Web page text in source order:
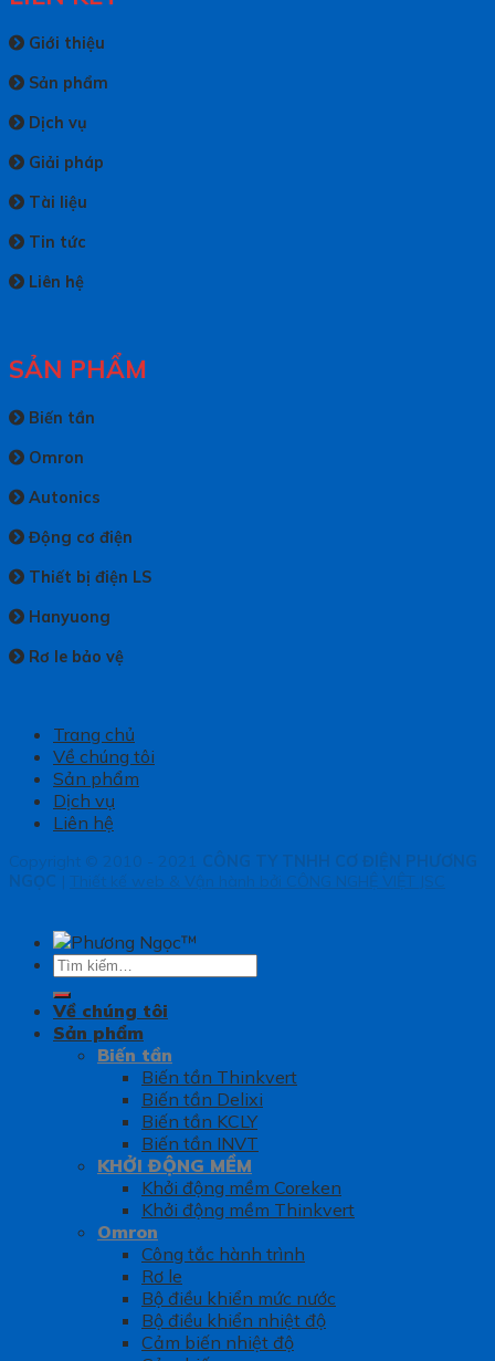
Giới thiệu
Sản phẩm
Dịch vụ
Giải pháp
Tài liệu
Tin tức
Liên hệ
SẢN PHẨM
Biến tần
Omron
Autonics
Động cơ điện
Thiết bị điện LS
Hanyuong
Rơ le bảo vệ
Trang chủ
Về chúng tôi
Sản phẩm
Dịch vụ
Liên hệ
Copyright © 2010 - 2021 CÔNG TY TNHH CƠ ĐIỆN PHƯƠNG
NGỌC | Thiết kế web & Vận hành bởi CÔNG NGHỆ VIỆT JSC
Tìm
Về chúng tôi
Sản phẩm
Biến tần
Biến tần Thinkvert
Biến tần Delixi
Biến tần KCLY
Biến tần INVT
KHỞI ĐỘNG MỀM
Khởi động mềm Coreken
Khởi động mềm Thinkvert
Omron
Công tắc hành trình
Rơ le
Bộ điều khiển mức nước
Bộ điều khiển nhiệt độ
Cảm biến nhiệt độ